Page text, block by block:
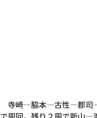
寺崎―脇本―古性―郡